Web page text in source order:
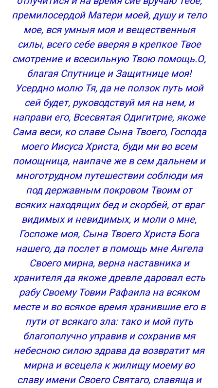
премилосердой Матери моей, душу и тело
мое, вся умныя моя и вещественныя
силы, всего себе вверяя в крепкое Твое
смотрение и всесильную Твою помощь.О,
благая Спутнице и Защитнице моя!
Усердно молю Тя, да не ползок путь мой
сей будет, руководствуй мя на нем, и
направи его, Всесвятая Одигитрие, якоже
Сама веси, ко славе Сына Твоего, Господа
моего Иисуса Христа, буди ми во всем
помощница, наипаче же в сем дальнем и
многотрудном путешествии соблюди мя
под державным покровом Твоим от
всяких находящих бед и скорбей, от враг
видимых и невидимых, и моли о мне,
Госпоже моя, Сына Твоего Христа Бога
нашего, да послет в помощь мне Ангела
Своего мирна, верна наставника и
хранителя да якоже древле даровал есть
рабу Своему Товии Рафаила на всяком
месте и во всякое время хранившие его в
пути от всякаго зла: тако и мой путь
благополучно управив и сохранив мя
небесною силою здрава да возвратит мя
мирна и всецела к жилищу моему во
славу имени Своего Святаго, славяща и